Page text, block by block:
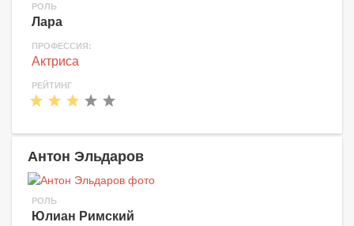
РОЛЬ
Лара
ПРОФЕССИЯ:
Актриса
РЕЙТИНГ
Антон Эльдаров
РОЛЬ
Юлиан Римский